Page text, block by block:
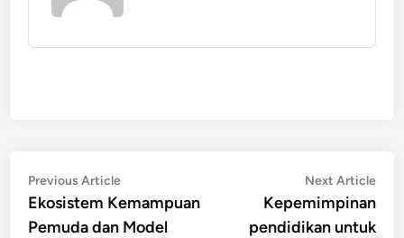
Navigasi
pos
Previous ArticlePrevious
article:
Ekosistem Kemampuan
Pemuda dan Model
Next Article
Kepemimpinan
pendidikan untuk